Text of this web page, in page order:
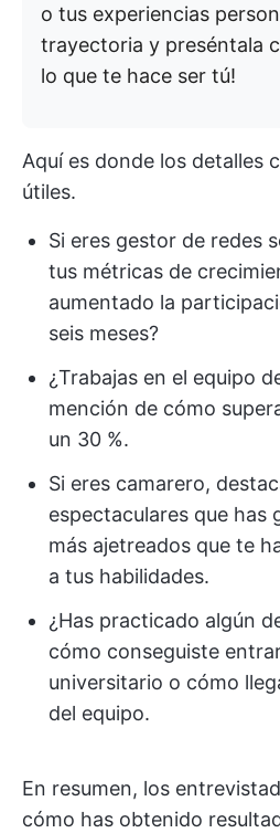
o tus experiencias
trayectoria y preséntala
lo que te hace ser tú!
Aquí es donde los detalles
útiles.
Si eres gestor de redes
tus métricas de
aumentado la
seis meses?
¿Trabajas en el equipo
mención de cómo
un 30 %.
Si eres camarero,
espectaculares que has
más ajetreados que te
a tus habilidades.
¿Has practicado algún
cómo conseguiste
universitario o cómo
del equipo.
En resumen, los
cómo has obtenido